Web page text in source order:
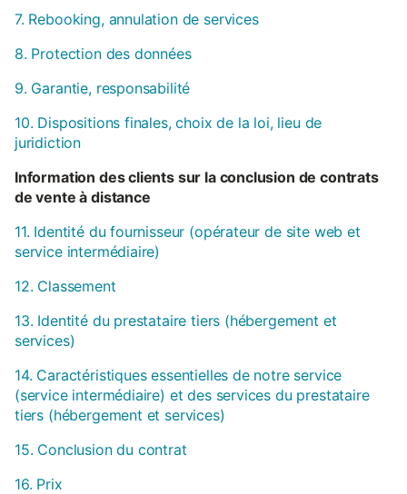
7. Rebooking, annulation de services
8. Protection des données
9. Garantie, responsabilité
10. Dispositions finales, choix de la loi, lieu de
juridiction
Information des clients sur la conclusion de contrats
de vente à distance
11. Identité du fournisseur (opérateur de site web et
service intermédiaire)
12. Classement
13. Identité du prestataire tiers (hébergement et
services)
14. Caractéristiques essentielles de notre service
(service intermédiaire) et des services du prestataire
tiers (hébergement et services)
15. Conclusion du contrat
16. Prix